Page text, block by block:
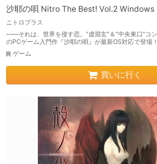
沙耶の唄 Nitro The Best! Vol.2 Windows
ニトロプラス
――それは、世界を侵す恋。"虚淵玄"＆"中央東口"コ
のPCゲーム入門作『沙耶の唄』が最新OS対応で登場！
ゲーム
買いに行く